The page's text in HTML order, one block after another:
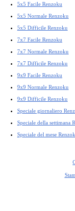
5x5 Facile Renzoku
5x5 Normale Renzoku
5x5 Difficile Renzoku
7x7 Facile Renzoku
7x7 Normale Renzoku
7x7 Difficile Renzoku
9x9 Facile Renzoku
9x9 Normale Renzoku
9x9 Difficile Renzoku
Speciale giornaliero
Speciale della settimana
Speciale del mese